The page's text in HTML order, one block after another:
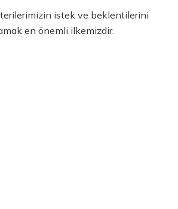
istek ve beklentilerini
en önemli ilkemizdir.